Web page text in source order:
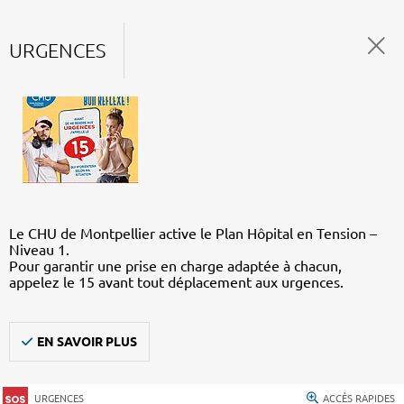
URGENCES
Le CHU de Montpellier active le Plan Hôpital en Tension –
Niveau 1.
Pour garantir une prise en charge adaptée à chacun,
appelez le 15 avant tout déplacement aux urgences.
EN SAVOIR PLUS
URGENCES ACCÈS RAPIDES